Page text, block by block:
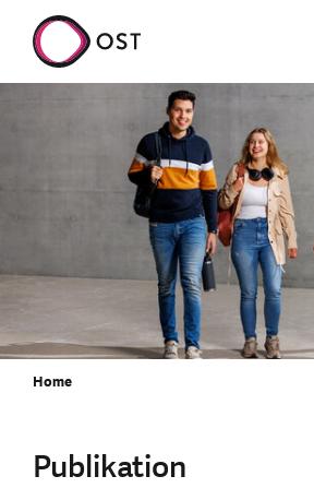
Home
Publikation